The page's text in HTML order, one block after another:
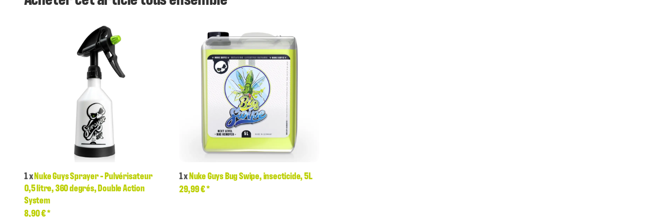
1xNuke Guys Sprayer - Pulvérisateur
0,5 litre, 360 degrés, Double Action
System
8,90 €*
1xNuke Guys Bug Swipe, insecticide, 5L
29,99 €*